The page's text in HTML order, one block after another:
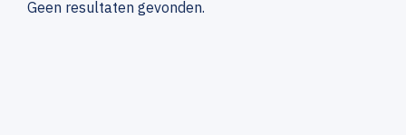
Geen resultaten gevonden.